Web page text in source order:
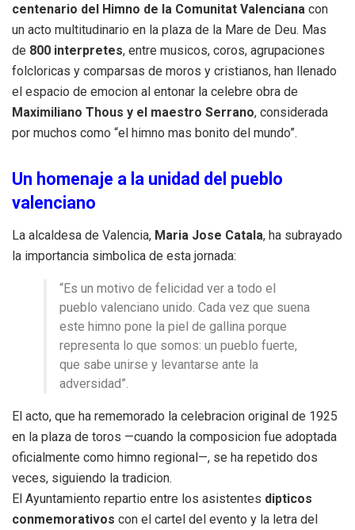
centenario del Himno de la Comunitat Valenciana con
un acto multitudinario en la plaza de la Mare de Deu. Mas
de 800 interpretes, entre musicos, coros, agrupaciones
folcloricas y comparsas de moros y cristianos, han llenado
el espacio de emocion al entonar la celebre obra de
Maximiliano Thous y el maestro Serrano, considerada
por muchos como “el himno mas bonito del mundo”.
Un homenaje a la unidad del pueblo
valenciano
La alcaldesa de Valencia, Maria Jose Catala, ha subrayado
la importancia simbolica de esta jornada:
“Es un motivo de felicidad ver a todo el
pueblo valenciano unido. Cada vez que suena
este himno pone la piel de gallina porque
representa lo que somos: un pueblo fuerte,
que sabe unirse y levantarse ante la
adversidad”.
El acto, que ha rememorado la celebracion original de 1925
en la plaza de toros —cuando la composicion fue adoptada
oficialmente como himno regional—, se ha repetido dos
veces, siguiendo la tradicion.
El Ayuntamiento repartio entre los asistentes dipticos
conmemorativos con el cartel del evento y la letra del